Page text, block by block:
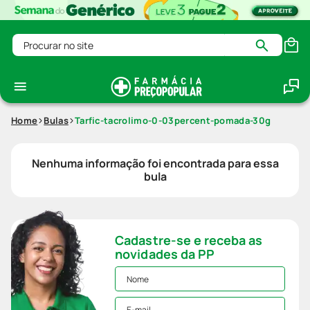
Procurar no site
Home Bulas Tarfic-tacrolimo-0-03percent-pomada-30g
Nenhuma informação foi encontrada para essa
bula
Cadastre-se e receba as
novidades da PP